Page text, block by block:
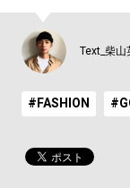
Text_柴山
#FASHION